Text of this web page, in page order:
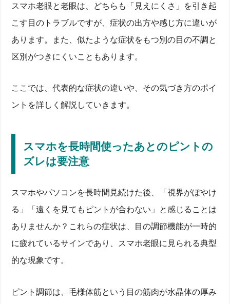
スマホ老眼と老眼は、どちらも「見えにくさ」を引き起
こす目のトラブルですが、症状の出方や感じ方に違いが
あります。また、似たような症状をもつ別の目の不調と
区別がつきにくいこともあります。
ここでは、代表的な症状の違いや、その気づき方のポイ
ントを詳しく解説していきます。
スマホを長時間使ったあとのピントの
ズレは要注意
スマホやパソコンを長時間見続けた後、「視界がぼやけ
る」「遠くを見てもピントが合わない」と感じることは
ありませんか？これらの症状は、目の調節機能が一時的
に疲れているサインであり、スマホ老眼に見られる典型
的な現象です。
ピント調節は、毛様体筋という目の筋肉が水晶体の厚み